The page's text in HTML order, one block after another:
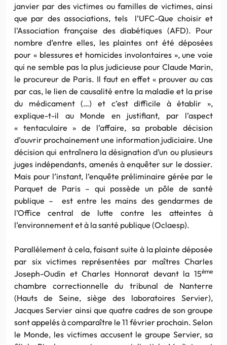
janvier par des victimes ou familles de victimes, ainsi
que par des associations, tels l’UFC-Que choisir et
l’Association française des diabétiques (AFD). Pour
nombre d’entre elles, les plaintes ont été déposées
pour « blessures et homicides involontaires », une voie
qui ne semble pas la plus judicieuse pour Claude Marin,
le procureur de Paris. Il faut en effet « prouver au cas
par cas, le lien de causalité entre la maladie et la prise
du médicament (…) et c’est difficile à établir »,
explique-t-il au Monde en justifiant, par l’aspect
« tentaculaire » de l’affaire, sa probable décision
d’ouvrir prochainement une information judiciaire. Une
décision qui entraînera la désignation d’un ou plusieurs
juges indépendants, amenés à enquêter sur le dossier.
Mais pour l’instant, l’enquête préliminaire gérée par le
Parquet de Paris – qui possède un pôle de santé
publique – est entre les mains des gendarmes de
l’Office central de lutte contre les atteintes à
l’environnement et à la santé publique (Oclaesp).
Parallèlement à cela, faisant suite à la plainte déposée
par six victimes représentées par maîtres Charles
Joseph-Oudin et Charles Honnorat devant la 15ème
chambre correctionnelle du tribunal de Nanterre
(Hauts de Seine, siège des laboratoires Servier),
Jacques Servier ainsi que quatre cadres de son groupe
sont appelés à comparaître le 11 février prochain. Selon
le Monde, les victimes accusent le groupe Servier, sa